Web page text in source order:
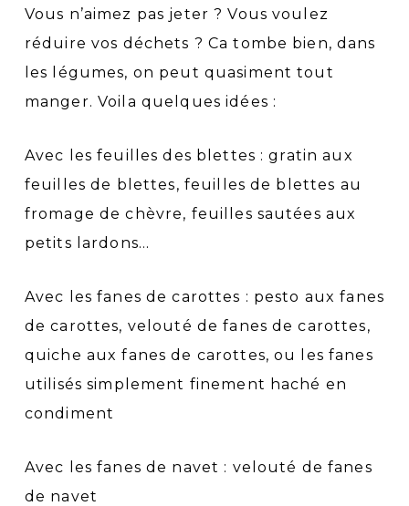
Vous n’aimez pas jeter ? Vous voulez
réduire vos déchets ? Ca tombe bien, dans
les légumes, on peut quasiment tout
manger. Voila quelques idées :
Avec les feuilles des blettes : gratin aux
feuilles de blettes, feuilles de blettes au
fromage de chèvre, feuilles sautées aux
petits lardons…
Avec les fanes de carottes : pesto aux fanes
de carottes, velouté de fanes de carottes,
quiche aux fanes de carottes, ou les fanes
utilisés simplement finement haché en
condiment
Avec les fanes de navet : velouté de fanes
de navet